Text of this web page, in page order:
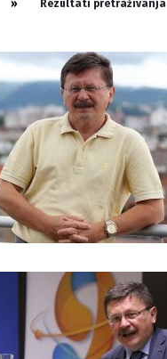
Rezultati pretraživanja